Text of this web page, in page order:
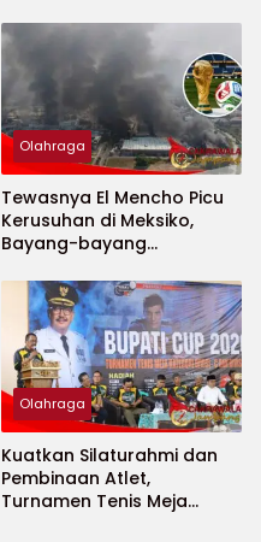
Olahraga
Tewasnya El Mencho Picu
Kerusuhan di Meksiko,
Bayang-bayang
2026 Menguat
Olahraga
Kuatkan Silaturahmi dan
Pembinaan Atlet,
Turnamen Tenis Meja